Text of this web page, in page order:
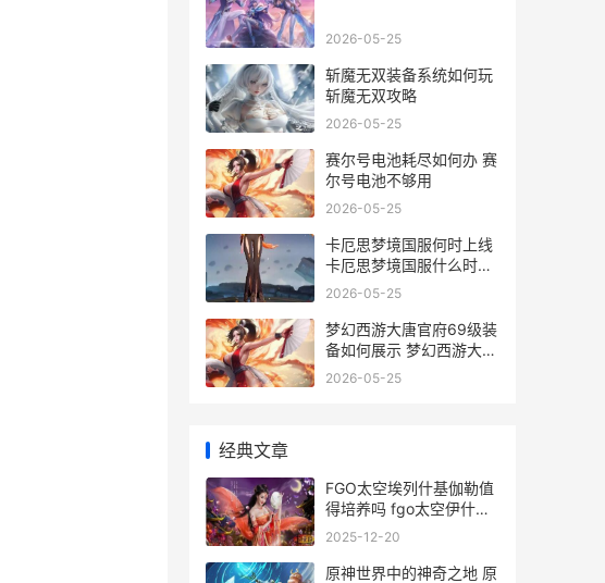
2026-05-25
斩魔无双装备系统如何玩
斩魔无双攻略
2026-05-25
赛尔号电池耗尽如何办 赛
尔号电池不够用
2026-05-25
卡厄思梦境国服何时上线
卡厄思梦境国服什么时候
公测
2026-05-25
梦幻西游大唐官府69级装
备如何展示 梦幻西游大唐
官府是烟花区吗
2026-05-25
经典文章
FGO太空埃列什基伽勒值
得培养吗 fgo太空伊什塔
尔怎么获得
2025-12-20
原神世界中的神奇之地 原